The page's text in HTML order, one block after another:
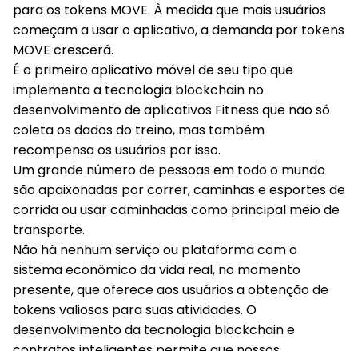
para os tokens MOVE. À medida que mais usuários
começam a usar o aplicativo, a demanda por tokens
MOVE crescerá.
É o primeiro aplicativo móvel de seu tipo que
implementa a tecnologia blockchain no
desenvolvimento de aplicativos Fitness que não só
coleta os dados do treino, mas também
recompensa os usuários por isso.
Um grande número de pessoas em todo o mundo
são apaixonadas por correr, caminhas e esportes de
corrida ou usar caminhadas como principal meio de
transporte.
Não há nenhum serviço ou plataforma com o
sistema econômico da vida real, no momento
presente, que oferece aos usuários a obtenção de
tokens valiosos para suas atividades. O
desenvolvimento da tecnologia blockchain e